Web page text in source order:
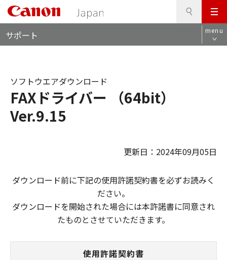
メ
ニ
ュ
サポート menu
FAXドライバー （64bit）
Ver.9.15
ソフトウエアダウンロード
更新日：2024年09月05日
ダウンロード前に下記の使用許諾契約書を必ずお読みく
ださい。
ダウンロードを開始された場合には本許諾書に同意され
たものとさせていただきます。
使用許諾契約書